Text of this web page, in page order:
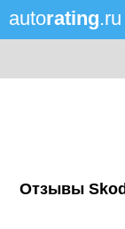
autorating.ru
Отзывы